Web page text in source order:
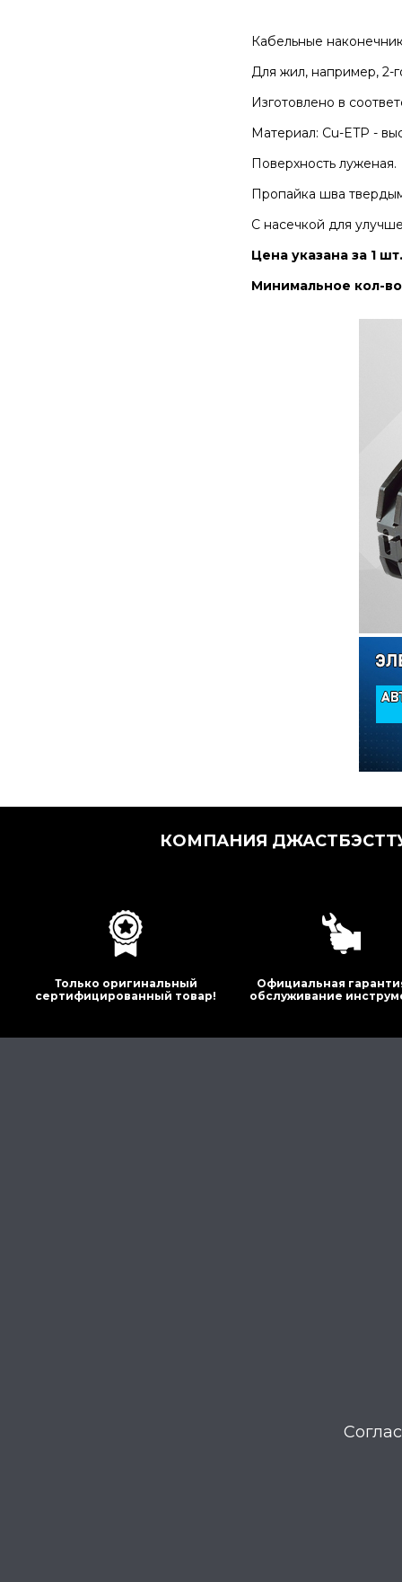
Кабельные
Для жил, например, 2-
Изготовлено в
Материал: Cu-ETP -
Поверхность луженая.
Пропайка шва
С насечкой для
Цена указана за 1 шт.
Минимальное кол-
КОМПАНИЯ
Только оригинальный
сертифицированный товар!
Официальная
обслуживание